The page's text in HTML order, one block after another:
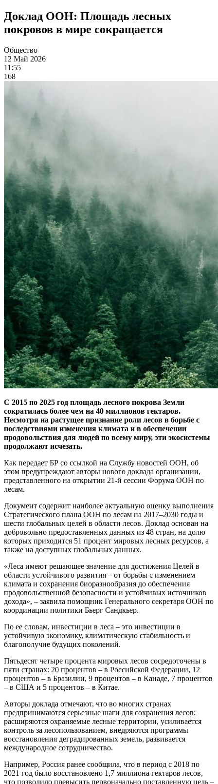
Доклад ООН: Площадь лесных
покровов в мире сокращается
Общество
12 Май 2026
11:55
168
С 2015 по 2025 год площадь лесного покрова Земли
сократилась более чем на 40 миллионов гектаров.
Несмотря на растущее признание роли лесов в борьбе с
последствиями изменения климата и в обеспечении
продовольствия для людей по всему миру, эти экосистемы
продолжают исчезать.
Как передает БР со ссылкой на Службу новостей ООН, об
этом предупреждают авторы нового доклада организации,
представленного на открытии 21-й сессии Форума ООН по
лесам.
Документ содержит наиболее актуальную оценку выполнения
Стратегического плана ООН по лесам на 2017–2030 годы и
шести глобальных целей в области лесов. Доклад основан на
добровольно предоставленных данных из 48 стран, на долю
которых приходится 51 процент мировых лесных ресурсов, а
также на доступных глобальных данных.
«Леса имеют решающее значение для достижения Целей в
области устойчивого развития – от борьбы с изменением
климата и сохранения биоразнообразия до обеспечения
продовольственной безопасности и устойчивых источников
дохода», – заявила помощник Генерального секретаря ООН по
координации политики Бьерг Сандкьер.
По ее словам, инвестиции в леса – это инвестиции в
устойчивую экономику, климатическую стабильность и
благополучие будущих поколений.
Пятьдесят четыре процента мировых лесов сосредоточены в
пяти странах: 20 процентов – в Российской Федерации, 12
процентов – в Бразилии, 9 процентов – в Канаде, 7 процентов
– в США и 5 процентов – в Китае.
Авторы доклада отмечают, что во многих странах
предпринимаются серьезные шаги для сохранения лесов:
расширяются охраняемые лесные территории, усиливается
контроль за лесопользованием, внедряются программы
восстановления деградированных земель, развивается
международное сотрудничество.
Например, Россия ранее сообщила, что в период с 2018 по
2021 год было восстановлено 1,7 миллиона гектаров лесов,
что позволило превысить первоначально поставленную цель –